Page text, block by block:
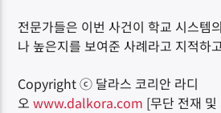
전문가들은 이번 사건이 학교 시스템
나 높은지를 보여준 사례라고 지적하
Copyright ⓒ 달라스 코리안 라디
오www.dalkora.com [무단 전재